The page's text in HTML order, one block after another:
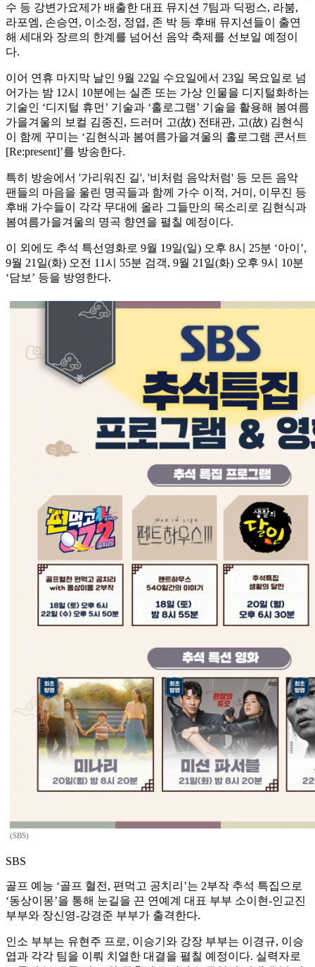
수 등 강변가요제가 배출한 대표 뮤지션 7팀과 딕펑스, 라붐,
라포엠, 손승연, 이소정, 정엽, 존 박 등 후배 뮤지션들이 출연
해 세대와 장르의 한계를 넘어선 음악 축제를 선보일 예정이
다.
이어 연휴 마지막 날인 9월 22일 수요일에서 23일 목요일로 넘
어가는 밤 12시 10분에는 실존 또는 가상 인물을 디지털화하는
기술인 ‘디지털 휴먼’ 기술과 ‘홀로그램’ 기술을 활용해 봄여름
가을겨울의 보컬 김종진, 드러머 고(故) 전태관, 고(故) 김현식
이 함께 꾸미는 ‘김현식과 봄여름가을겨울의 홀로그램 콘서트
[Re:present]’를 방송한다.
특히 방송에서 '가리워진 길', '비처럼 음악처럼' 등 모든 음악
팬들의 마음을 울린 명곡들과 함께 가수 이적, 거미, 이무진 등
후배 가수들이 각각 무대에 올라 그들만의 목소리로 김현식과
봄여름가을겨울의 명곡 향연을 펼칠 예정이다.
이 외에도 추석 특선영화로 9월 19일(일) 오후 8시 25분 ‘아이’,
9월 21일(화) 오전 11시 55분 검객, 9월 21일(화) 오후 9시 10분
‘담보’ 등을 방영한다.
(SBS)
SBS
골프 예능 ‘골프 혈전, 편먹고 공치리’는 2부작 추석 특집으로
‘동상이몽’을 통해 눈길을 끈 연예계 대표 부부 소이현-인교진
부부와 장신영-강경준 부부가 출격한다.
인소 부부는 유현주 프로, 이승기와 강장 부부는 이경규, 이승
엽과 각각 팀을 이뤄 치열한 대결을 펼칠 예정이다. 실력자로